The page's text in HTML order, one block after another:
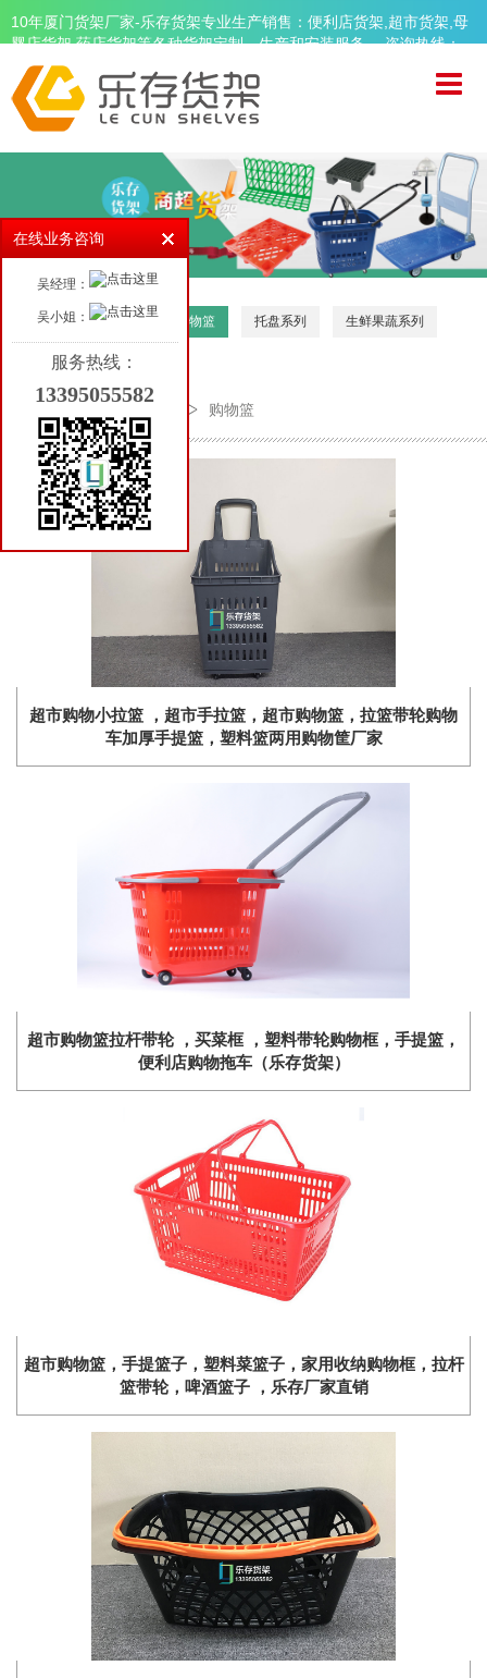
10年厦门货架厂家-乐存货架专业生产销售：便利店货架,超市货架,母
婴店货架,药店货架等各种货架定制、生产和安装服务。 咨询热线：
13395055582
首页
关于乐存
母婴店货架
周边设备
品牌案例
新闻资讯
货架商城
收银区 购物车 购物篮 托盘系列 生鲜果蔬系列
购物篮
超市购物小拉篮 ，超市手拉篮，超市购物篮，拉篮带轮购物
车加厚手提篮，塑料篮两用购物筐厂家
超市购物篮拉杆带轮 ，买菜框 ，塑料带轮购物框，手提篮，
便利店购物拖车（乐存货架）
​超市购物篮，手提篮子，塑料菜篮子，家用收纳购物框，拉杆
篮带轮，啤酒篮子 ，乐存厂家直销
在线业务咨询
吴经理：
吴小姐：
服务热线：
13395055582